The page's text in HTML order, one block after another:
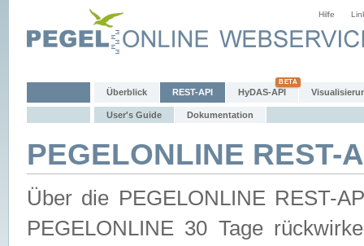
Hilfe
Überblick REST-API HyDAS-API
User's Guide Dokumentation
PEGELONLINE REST-
Über die PEGELONLINE REST-
PEGELONLINE 30 Tage